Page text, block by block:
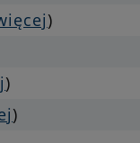
)
)
)